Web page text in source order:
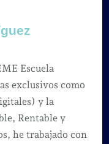
Escuela
exclusivos como
y la
Rentable y
he trabajado con